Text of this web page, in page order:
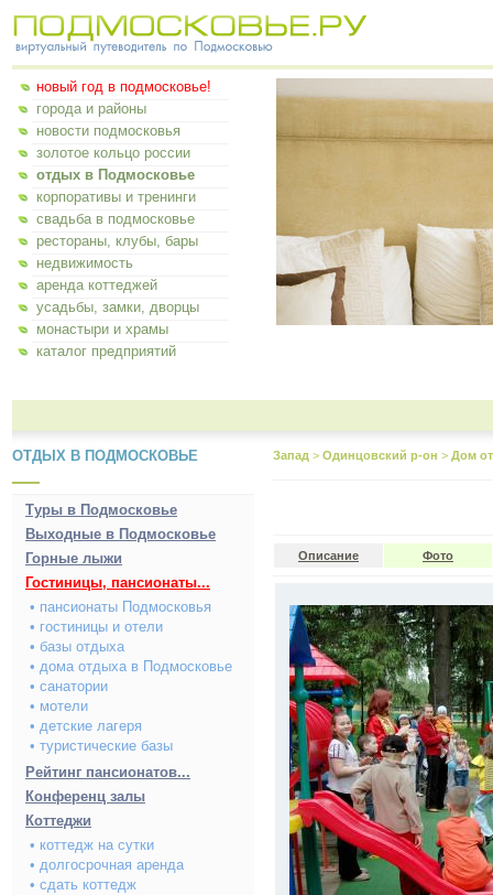
новый год в подмосковье!
города и районы
новости подмосковья
золотое кольцо россии
отдых в Подмосковье
корпоративы и тренинги
свадьба в подмосковье
рестораны, клубы, бары
недвижимость
аренда коттеджей
усадьбы, замки, дворцы
монастыри и храмы
каталог предприятий
ОТДЫХ В ПОДМОСКОВЬЕ
Туры в Подмосковье
Выходные в Подмосковье
Горные лыжи
Гостиницы, пансионаты...
• пансионаты Подмосковья
• гостиницы и отели
• базы отдыха
• дома отдыха в Подмосковье
• санатории
• мотели
• детские лагеря
• туристические базы
Рейтинг пансионатов...
Конференц залы
Коттеджи
• коттедж на сутки
• долгосрочная аренда
• сдать коттедж
Запад > Одинцовский р-он > Дом
Описание Фото